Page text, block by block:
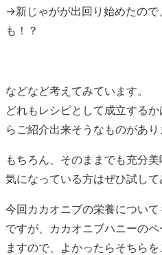
→新じゃがが出回り始めたの
も！？
などなど考えてみています。
どれもレシピとして成立する
らご紹介出来そうなものがあ
もちろん、そのままでも充分
気になっている方はぜひ試し
今回カカオニブの栄養につい
ですが、カカオニブハニーの
ますので、よかったらそちらを